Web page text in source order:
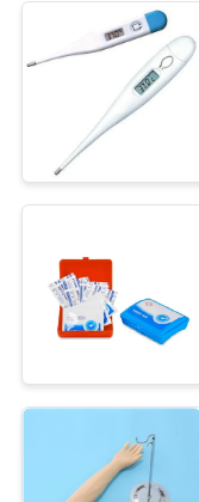
KONTAKT
MIT
UNS
BITTE UM
Hilfe-